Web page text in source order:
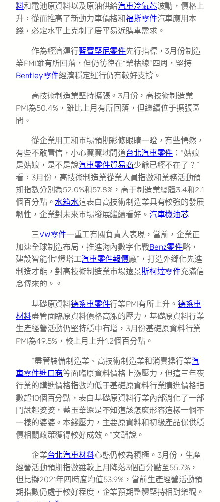
料和電池原資料以及原油供給汽車冷氣芯波動，價格上
升，從而推高了新動力車價格和福斯零件汽車應用本
錢，必定水平上克制了居平易近購車需求。
作為經濟運行藍寶堅尼零件先行指標，3月份制造
業PMI雖有所回落，但仍彷徨在“榮枯線”四周，堅持
Bentley零件經濟穩定運行仍有較好支撐。
高技術制造業堅持擴張。3月份，高技術制造業
PMI為50.4%，雖比上月有所回落，但繼續位于擴張區
間。
從企業用工和市場預期彩修眼睛一瞪，有些愕然，
有些不敢置信，小心翼翼地問道台北汽車零件 ：“姑娘
是姑娘，是不是說汽車零件貿易商少爺已經不在了？”
看，3月份，高技術制造業從業人員指數和業務活動預
期指數分別為52.0%和57.8%，高于制造業總體3.4和2.1
個百分點。 水箱水這表白高技術制造業具有較強的發展
韌性，企業對未來市場發展繼續看好。 汽車機油芯
三VW零件一重工有關負責人表現，當前，企業正
加速全球制造布局，推進海內數字化戰Benz零件略，
建設智能化“燈塔工汽車零件報價廠”，打造外鄉化先進
制造才能，對高技術制造業市場遠景斯柯達零件充滿信
念傳來的。。
基礎原資料德系車零件行業PMI有所上升。 德系車
材料盡管面臨原資料價格高漲的壓力，基礎原資料行業
生產經營活動仍堅持穩中有增，3月份基礎原資料行業
PMI為49.5%，較上月上升1.2個百分點。
“盡管裝備制造業、高技術制造業和消費操行業汽
車零件進口商等面臨原資料價格上漲壓力，但這三年夜
行業的購進價格指數均低于基礎原資料行業購進價格指
數超10個百分點，表白基礎原資料行業內部消化了一部
門說起婆婆，藍玉華還是不知道該怎麼形容這樣一個不
一樣的婆婆。本錢壓力，主要原資料和初級產品保供穩
價相關政策獲得較好成效。”文韜說。
企業台北汽車材料心態仍較為積極。3月份，生產
經營活動預期指數雖較上月降落3個百分點至55.7%，
但比擬2021年四時度均值53.9%，當前生產經營活動預
期指數仍處于較好程度，企業預期整體堅持相對樂觀。